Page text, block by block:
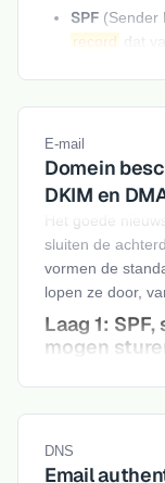
SPF (Sender
record
dat
e-mail,
bericht niet
E-mail
Domein
DKIM en
Het goede
sluiten de
vormen de
lopen ze door,
Laag 1:
mogen
TXT-record
servers
jouw domein.
DNS
Email